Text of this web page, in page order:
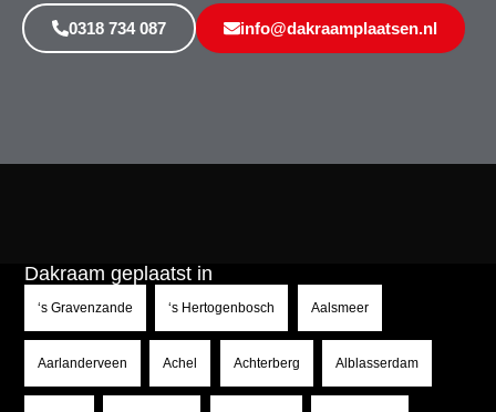
0318 734 087 info@dakraamplaatsen.nl
Dakraam geplaatst in
‘s Gravenzande ‘s Hertogenbosch Aalsmeer
Aarlanderveen Achel Achterberg Alblasserdam